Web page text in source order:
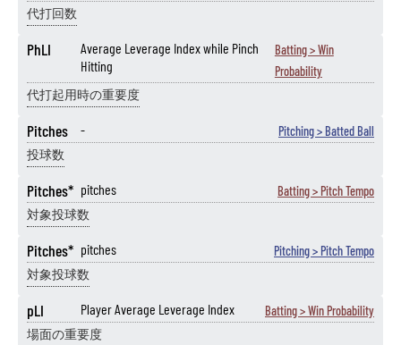
代打回数
PhLI
Average Leverage Index while Pinch
Hitting
Batting > Win
Probability
代打起用時の重要度
Pitches - Pitching > Batted Ball
投球数
Pitches* pitches Batting > Pitch Tempo
対象投球数
Pitches* pitches Pitching > Pitch Tempo
対象投球数
pLI Player Average Leverage Index Batting > Win Probability
場面の重要度